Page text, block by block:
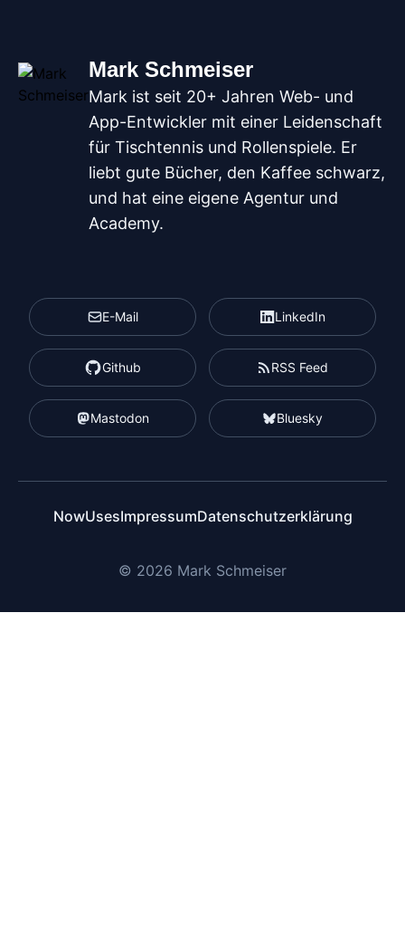
Mark Schmeiser
Mark ist seit 20+ Jahren Web- und
App-Entwickler mit einer Leidenschaft
für Tischtennis und Rollenspiele. Er
liebt gute Bücher, den Kaffee schwarz,
und hat eine eigene Agentur und
Academy.
E-Mail LinkedIn
Github RSS Feed
Mastodon Bluesky
NowUsesImpressumDatenschutzerklärung
© 2026 Mark Schmeiser